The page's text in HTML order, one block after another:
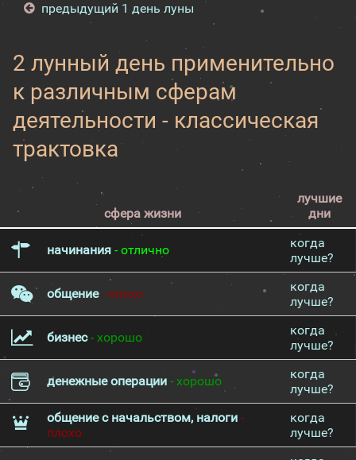
предыдущий 1 день луны
2 лунный день применительно
к различным сферам
деятельности - классическая
трактовка
сфера жизни
лучшие
дни
начинания - отлично
когда
лучше?
общение- плохо
когда
лучше?
бизнес- хорошо
когда
лучше?
денежные операции - хорошо
когда
лучше?
общение с начальством, налоги -
плохо
когда
лучше?